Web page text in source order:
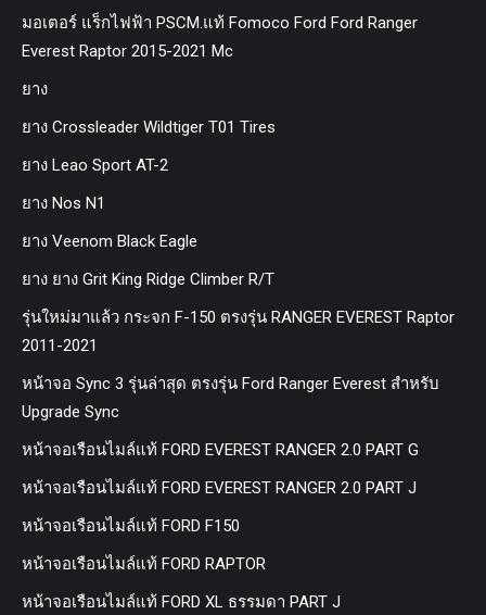
มอเตอร์ แร็กไฟฟ้า PSCM.แท้ Fomoco Ford Ford Ranger
Everest Raptor 2015-2021 Mc
ยาง
ยาง Crossleader Wildtiger T01 Tires
ยาง Leao Sport AT-2
ยาง Nos N1
ยาง Veenom Black Eagle
ยาง ยาง Grit King Ridge Climber R/T
รุ่นใหม่มาแล้ว กระจก F-150 ตรงรุ่น RANGER EVEREST Raptor
2011-2021
หน้าจอ Sync 3 รุ่นล่าสุด ตรงรุ่น Ford Ranger Everest สำหรับ
Upgrade Sync
หน้าจอเรือนไมล์แท้ FORD EVEREST RANGER 2.0 PART G
หน้าจอเรือนไมล์แท้ FORD EVEREST RANGER 2.0 PART J
หน้าจอเรือนไมล์แท้ FORD F150
หน้าจอเรือนไมล์แท้ FORD RAPTOR
หน้าจอเรือนไมล์แท้ FORD XL ธรรมดา PART J